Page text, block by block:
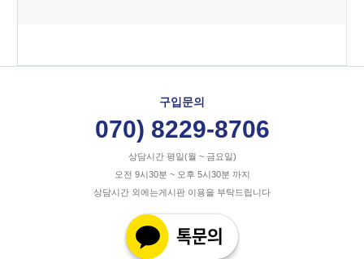
구입문의
070) 8229-8706
상담시간 평일(월 ~ 금요일)
오전 9시30분 ~ 오후 5시30분 까지
상담시간 외에는게시판 이용을 부탁드립니다